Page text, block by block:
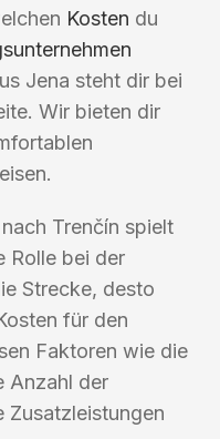
Kosten du
Jena steht dir bei
Wir bieten dir
Trenčín spielt
Rolle bei der
Strecke, desto
für den
Faktoren wie die
Anzahl der
Zusatzleistungen